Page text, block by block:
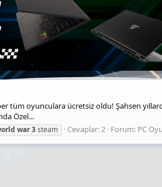
tüm oyunculara ücretsiz oldu! Şahsen
Özel...
war3steam Cevaplar: 2 Forum: PC